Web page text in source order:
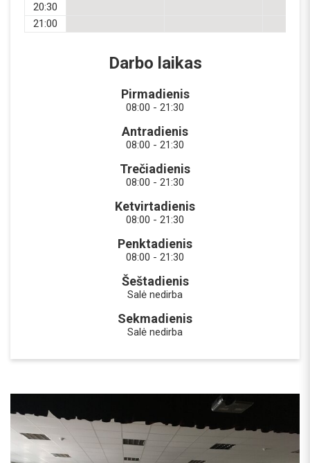
20:30
21:00
Darbo laikas
Pirmadienis
08:00 - 21:30
Antradienis
08:00 - 21:30
Trečiadienis
08:00 - 21:30
Ketvirtadienis
08:00 - 21:30
Penktadienis
08:00 - 21:30
Šeštadienis
Salė nedirba
Sekmadienis
Salė nedirba